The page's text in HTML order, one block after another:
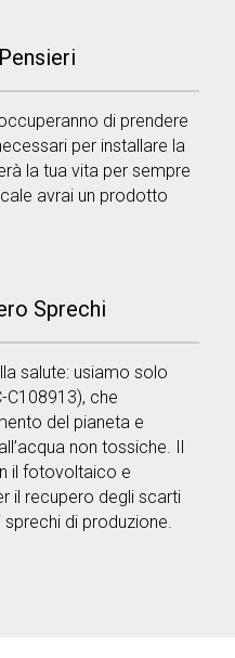
di prendere
per installare la
la tua vita per sempre
avrai un prodotto
Sprechi
salute: usiamo solo
che
del pianeta e
non tossiche. Il
il fotovoltaico e
il recupero degli scarti
di produzione.